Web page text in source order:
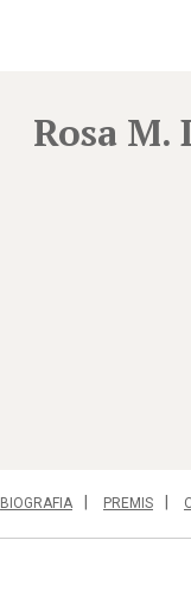
Rosa
BIOGRAFIA PREMIS